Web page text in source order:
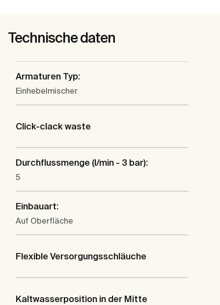
Technische daten
Armaturen Typ:
Einhebelmischer
Click-clack waste
Durchflussmenge (l/min - 3 bar):
5
Einbauart:
Auf Oberfläche
Flexible Versorgungsschläuche
Kaltwasserposition in der Mitte